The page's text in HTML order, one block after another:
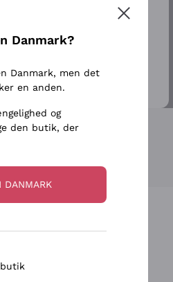
Ribolla Gialla
Sauvignon
Tilmeld
Danmark?
Danmark, men det
en anden.
og
den butik, der
DANMARK